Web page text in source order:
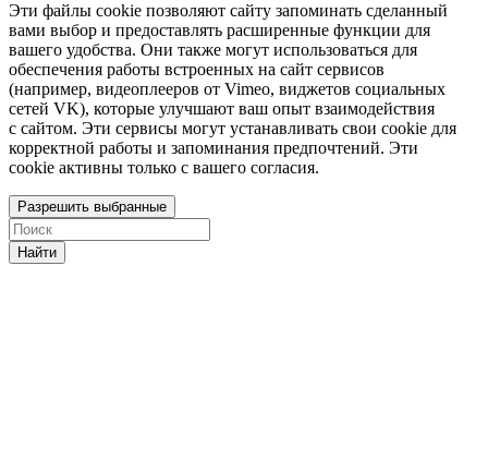
Эти файлы cookie позволяют сайту запоминать сделанный
вами выбор и предоставлять расширенные функции для
вашего удобства. Они также могут использоваться для
обеспечения работы встроенных на сайт сервисов
(например, видеоплееров от Vimeo, виджетов социальных
сетей VK), которые улучшают ваш опыт взаимодействия
с сайтом. Эти сервисы могут устанавливать свои cookie для
корректной работы и запоминания предпочтений. Эти
cookie активны только с вашего согласия.
Разрешить выбранные
Найти